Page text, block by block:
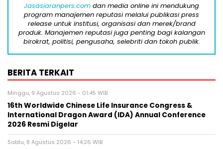
Jasasiaranpers.com dan media online ini mendukung
program manajemen reputasi melalui publikasi press
release untuk institusi, organisasi dan merek/brand
produk. Manajemen reputasi juga penting bagi kalangan
birokrat, politisi, pengusaha, selebriti dan tokoh publik.
BERITA TERKAIT
Minggu, 9 Agustus 2026 - 01:45 WIB
16th Worldwide Chinese Life Insurance Congress &
International Dragon Award (IDA) Annual Conference
2026 Resmi Digelar
Sabtu, 8 Agustus 2026 - 14:26 WIB